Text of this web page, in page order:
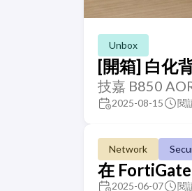
Unbox
[開箱] 白化
技嘉 B850
2025-08-15 閱
Network
在
2025-06-07 閱